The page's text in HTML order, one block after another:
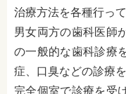
治療方法を各種行っ
男女両方の歯科医師
の一般的な歯科診療
症、口臭などの診療
完全個室で診療を受